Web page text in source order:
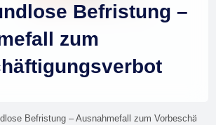
Befristung –
zum
Befristung – Ausnahmefall zum